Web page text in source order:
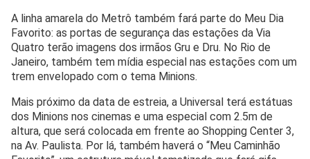
A linha amarela do Metrô também fará parte do Meu Dia
Favorito: as portas de segurança das estações da Via
Quatro terão imagens dos irmãos Gru e Dru. No Rio de
Janeiro, também tem mídia especial nas estações com um
trem envelopado com o tema Minions.
Mais próximo da data de estreia, a Universal terá estátuas
dos Minions nos cinemas e uma especial com 2.5m de
altura, que será colocada em frente ao Shopping Center 3,
na Av. Paulista. Por lá, também haverá o “Meu Caminhão